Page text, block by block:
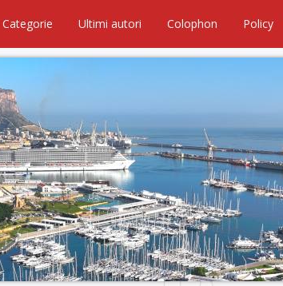
Categorie Ultimi autori Colophon Policy